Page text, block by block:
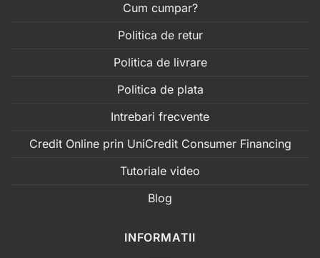
Cum cumpar?
Politica de retur
Politica de livrare
Politica de plata
Intrebari frecvente
Credit Online prin UniCredit Consumer Financing
Tutoriale video
Blog
INFORMATII